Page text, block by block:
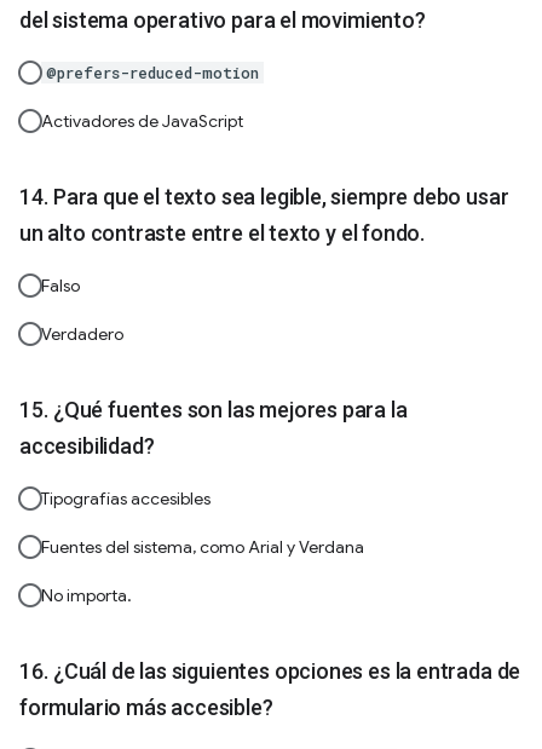
del sistema operativo para el movimiento?
@prefers-reduced-motion
Activadores de JavaScript
Para que el texto sea legible, siempre debo usar
un alto contraste entre el texto y el fondo.
Falso
Verdadero
¿Qué fuentes son las mejores para la
accesibilidad?
Tipografías accesibles
Fuentes del sistema, como Arial y Verdana
No importa.
¿Cuál de las siguientes opciones es la entrada de
formulario más accesible?